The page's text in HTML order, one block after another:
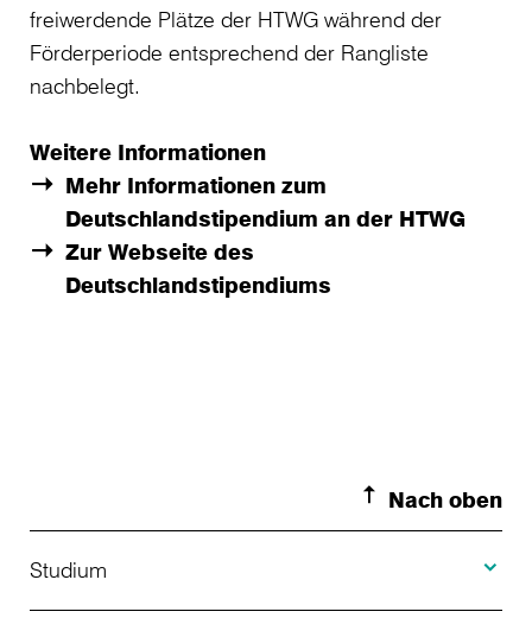
freiwerdende Plätze der HTWG während der
Förderperiode entsprechend der Rangliste
nachbelegt.
Weitere Informationen
Mehr Informationen zum
Deutschlandstipendium an der HTWG
Zur Webseite des
Deutschlandstipendiums
Nach oben
Studium